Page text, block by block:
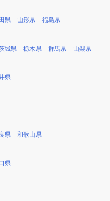
県 山形県 福島県
城県 栃木県 群馬県 山梨県
県
県 和歌山県
県